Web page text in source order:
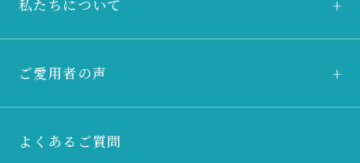
私たちについて
ご愛用者の声
よくあるご質問